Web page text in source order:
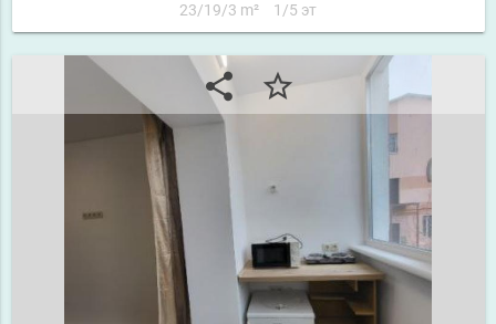
23/19/3 m² 1/5 эт
share star_border